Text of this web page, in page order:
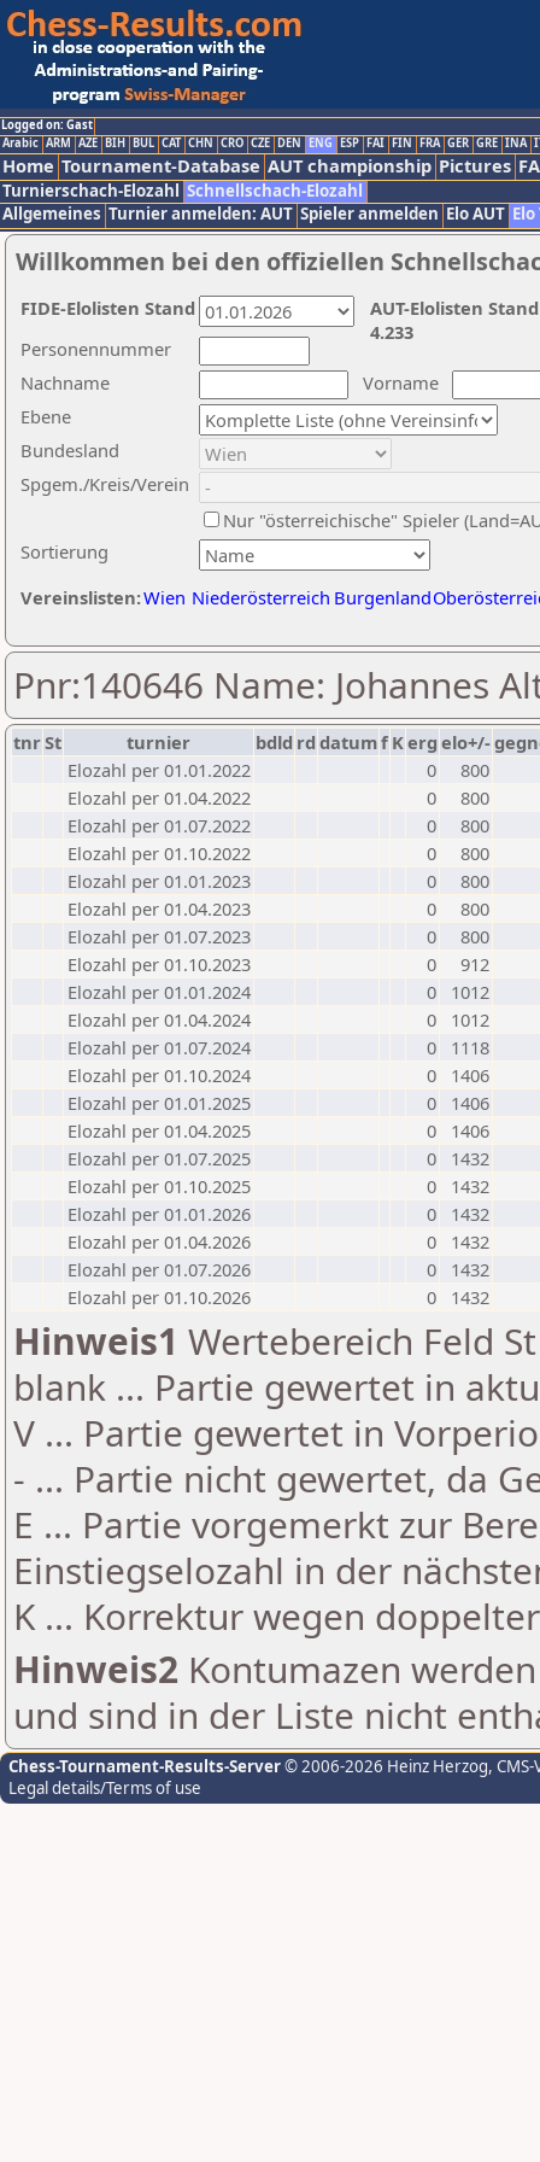
Logged on: Gast
Arabic ARM AZE BIH BUL CAT CHN CRO CZE DEN ENG ESP FAI FIN FRA GER GRE INA
Home Tournament-Database AUT championship Pictures
Turnierschach-Elozahl Schnellschach-Elozahl
Allgemeines Turnier anmelden: AUT Spieler anmelden Elo AUT
Willkommen bei den offiziellen
Nachname
Vorname
Ebene
Sortierung
Personennummer
Bundesland
Spgem./Kreis/Verein
Nur "österreichische" Spieler
Vereinslisten:Wien Niederösterreich Burgenland
AUT-Elolisten
4.233
FIDE-Elolisten Stand
Pnr:140646 Name: Johannes
tnrSt turnier bdld rd datumf Kerg elo+/-
Elozahl per 01.01.2022
0
800
Elozahl per 01.04.2022
0
800
Elozahl per 01.07.2022
0
800
Elozahl per 01.10.2022
0
800
Elozahl per 01.01.2023
0
800
Elozahl per 01.04.2023
0
800
Elozahl per 01.07.2023
0
800
Elozahl per 01.10.2023
0
912
Elozahl per 01.01.2024
0
1012
Elozahl per 01.04.2024
0
1012
Elozahl per 01.07.2024
0
1118
Elozahl per 01.10.2024
0
1406
Elozahl per 01.01.2025
0
1406
Elozahl per 01.04.2025
0
1406
Elozahl per 01.07.2025
0
1432
Elozahl per 01.10.2025
0
1432
Elozahl per 01.01.2026
0
1432
Elozahl per 01.04.2026
0
1432
Elozahl per 01.07.2026
0
1432
Elozahl per 01.10.2026
0 1432
Hinweis1 Wertebereich Feld
blank ... Partie gewertet in
V ... Partie gewertet in
- ... Partie nicht gewertet, da
E ... Partie vorgemerkt zur
Einstiegselozahl in der
K ... Korrektur wegen
Hinweis2 Kontumazen
und sind in der Liste nicht
Chess-Tournament-Results-Server© 2006-2026 Heinz Herzog,
Legal details/Terms of use